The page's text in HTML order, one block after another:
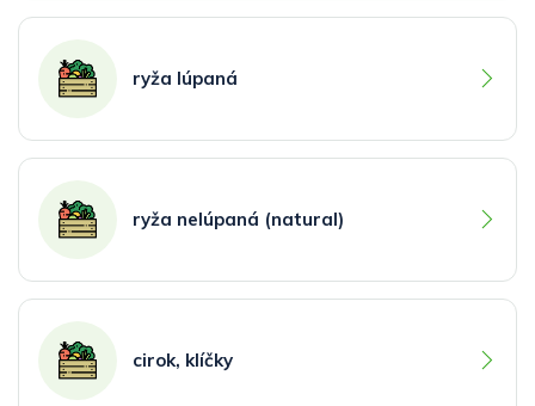
ryža lúpaná
ryža nelúpaná (natural)
cirok, klíčky